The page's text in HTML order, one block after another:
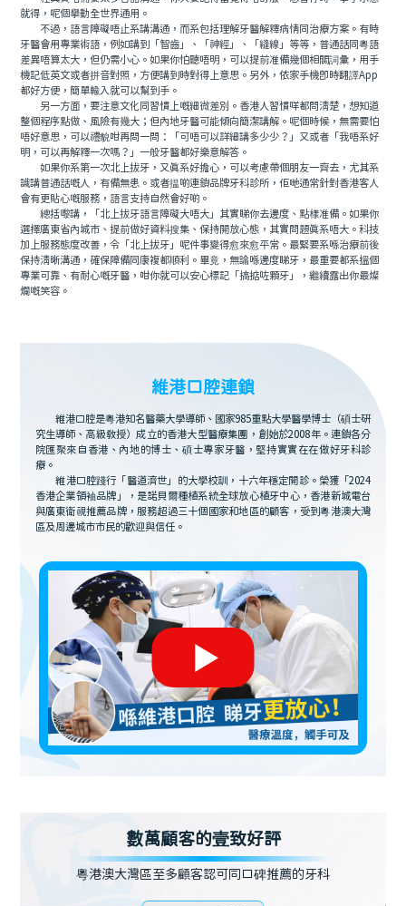
就得，呢個舉動全世界通用。
不過，語言障礙唔止系講溝通，而系包括理解牙醫解釋病情同治療方案。有時
牙醫會用專業術語，例如講到「智齒」、「神經」、「縫線」等等，普通話同粵語
差異唔算太大，但仍需小心。如果你怕聽唔明，可以提前准備幾個相關詞彙，用手
機記低英文或者拼音對照，方便講到時對得上意思。另外，依家手機即時翻譯App
都好方便，簡單輸入就可以幫到手。
另一方面，要注意文化同習慣上嘅細微差別。香港人習慣咩都問清楚，想知道
整個程序點做、風險有幾大；但內地牙醫可能傾向簡潔講解。呢個時候，無需要怕
唔好意思，可以禮貌咁再問一問：「可唔可以詳細講多少少？」又或者「我唔系好
明，可以再解釋一次嗎？」一般牙醫都好樂意解答。
如果你系第一次北上拔牙，又真系好擔心，可以考慮帶個朋友一齊去，尤其系
識講普通話嘅人，有備無患。或者揾啲連鎖品牌牙科診所，佢哋通常針對香港客人
會有更貼心嘅服務，語言支持自然會好啲。
總括嚟講，「北上拔牙語言障礙大唔大」其實睇你去邊度、點樣准備。如果你
選擇廣東省內城市、提前做好資料搜集、保持開放心態，其實問題真系唔大。科技
加上服務態度改善，令「北上拔牙」呢件事變得愈來愈平常。最緊要系喺治療前後
保持清晰溝通，確保障備同康複都順利。畢竟，無論喺邊度睇牙，最重要都系搵個
專業可靠、有耐心嘅牙醫，咁你就可以安心標記「搞掂咗顆牙」，繼續露出你最燦
爛嘅笑容。
維港口腔連鎖
維港口腔是粵港知名醫藥大學導師、國家985重點大學醫學博士（碩士研
究生導師、高級教授）成立的香港大型醫療集團，創始於2008年。連鎖各分
院匯聚來自香港、內地的博士、碩士專家牙醫，堅持實實在在做好牙科診
療。
維港口腔踐行「醫道濟世」的大學校訓，十六年穩定開診。榮獲「2024
香港企業領袖品牌」，是諾貝爾種植系統全球放心植牙中心，香港新城電台
與廣東衛視推薦品牌，服務超過三十個國家和地區的顧客，受到粵港澳大灣
區及周邊城市市民的歡迎與信任。
數萬顧客的壹致好評
粵港澳大灣區至多顧客認可同口碑推薦的牙科